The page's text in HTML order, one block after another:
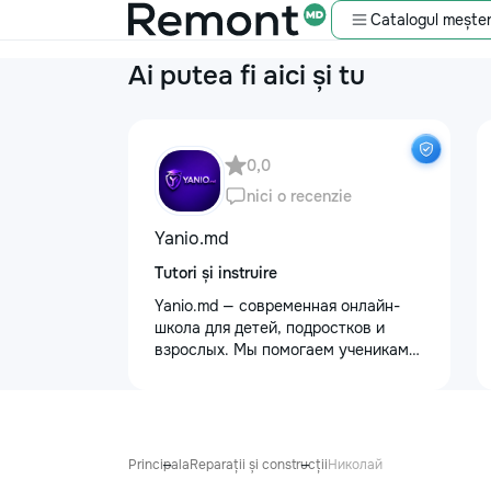
Catalogul
Ai putea fi aici și tu
0,0
nici o recenzie
Yanio.md
Tutori și instruire
Yanio.md — современная онлайн-
школа для детей, подростков и
взрослых. Мы помогаем ученикам
целей. В нашей команде работают
PrincipalaReparații și construcțiiНиколай